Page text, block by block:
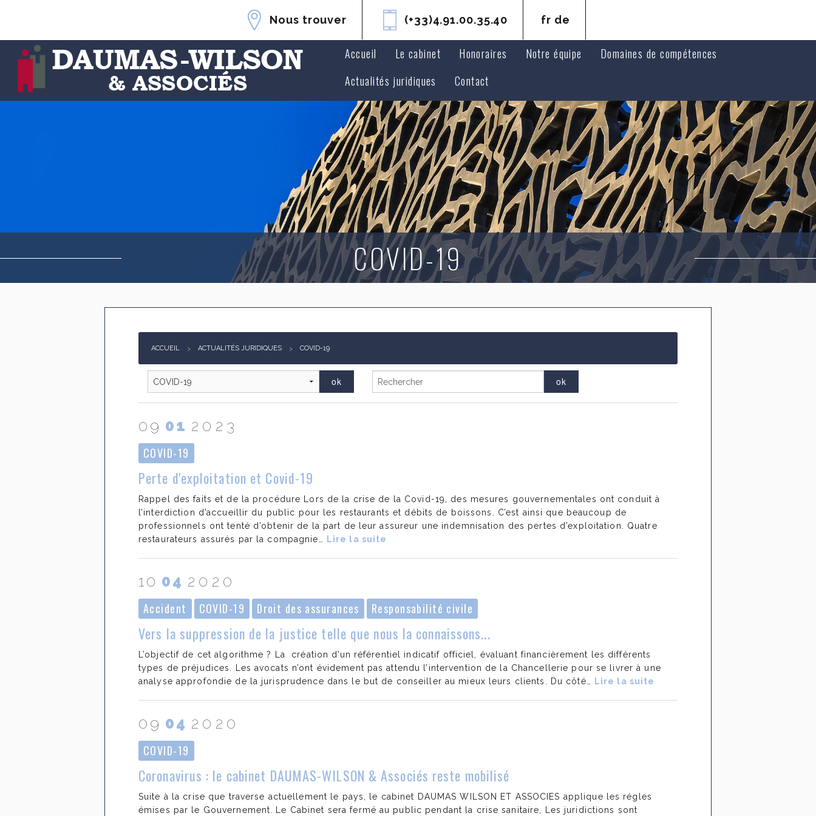
Nous trouver (+33)4.91.00.35.40 fr de
Accueil Le cabinet Honoraires Notre équipe Domaines de compétences
Droit médical
Droit des assurances
Droit civil, des personnes et de la famille
Droit immobilier
Droit public et droit de l'urbanisme
Vente immobilière et enchères
Actualités juridiques Contact
COVID-19
ACCUEIL ACTUALITÉS JURIDIQUES COVID-19
09 01 2023
COVID-19
Perte d'exploitation et Covid-19
Rappel des faits et de la procédure Lors de la crise de la Covid-19, des mesures gouvernementales ont conduit à
l’interdiction d’accueillir du public pour les restaurants et débits de boissons. C’est ainsi que beaucoup de
professionnels ont tenté d’obtenir de la part de leur assureur une indemnisation des pertes d’exploitation. Quatre
restaurateurs assurés par la compagnie…
Lire la suite
10 04 2020
Accident COVID-19 Droit des assurances Responsabilité civile
Vers la suppression de la justice telle que nous la connaissons...
L’objectif de cet algorithme ? La création d’un référentiel indicatif officiel, évaluant financièrement les différents
types de préjudices. Les avocats n’ont évidement pas attendu l’intervention de la Chancellerie pour se livrer à une
analyse approfondie de la jurisprudence dans le but de conseiller au mieux leurs clients. Du côté…
Lire la suite
09 04 2020
COVID-19
Coronavirus : le cabinet DAUMAS-WILSON & Associés reste mobilisé
Suite à la crise que traverse actuellement le pays, le cabinet DAUMAS WILSON ET ASSOCIES applique les régles
émises par le Gouvernement. Le Cabinet sera fermé au public pendant la crise sanitaire, Les juridictions sont